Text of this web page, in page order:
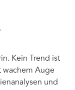
Kein Trend ist
wachem Auge
und